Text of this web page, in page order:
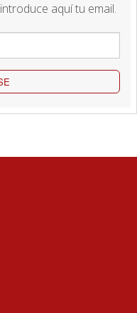
aquí tu email.